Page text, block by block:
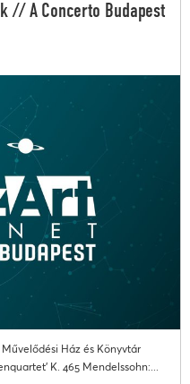
// A Concerto Budapest
Ház és Könyvtár
K. 465 Mendelssohn:...